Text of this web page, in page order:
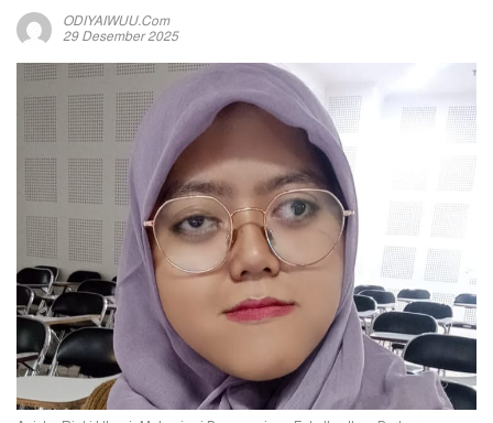
ODIYAIWUU.com
29 Desember 2025